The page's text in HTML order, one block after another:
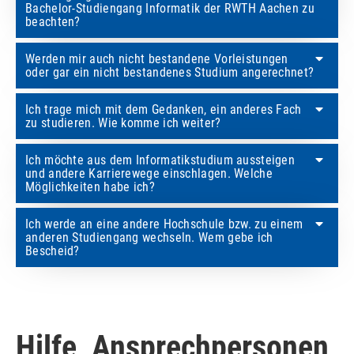
Bachelor-Studiengang Informatik der RWTH Aachen zu
beachten?
Werden mir auch nicht bestandene Vorleistungen
oder gar ein nicht bestandenes Studium angerechnet?
Ich trage mich mit dem Gedanken, ein anderes Fach
zu studieren. Wie komme ich weiter?
Ich möchte aus dem Informatikstudium aussteigen
und andere Karrierewege einschlagen. Welche
Möglichkeiten habe ich?
Ich werde an eine andere Hochschule bzw. zu einem
anderen Studiengang wechseln. Wem gebe ich
Bescheid?